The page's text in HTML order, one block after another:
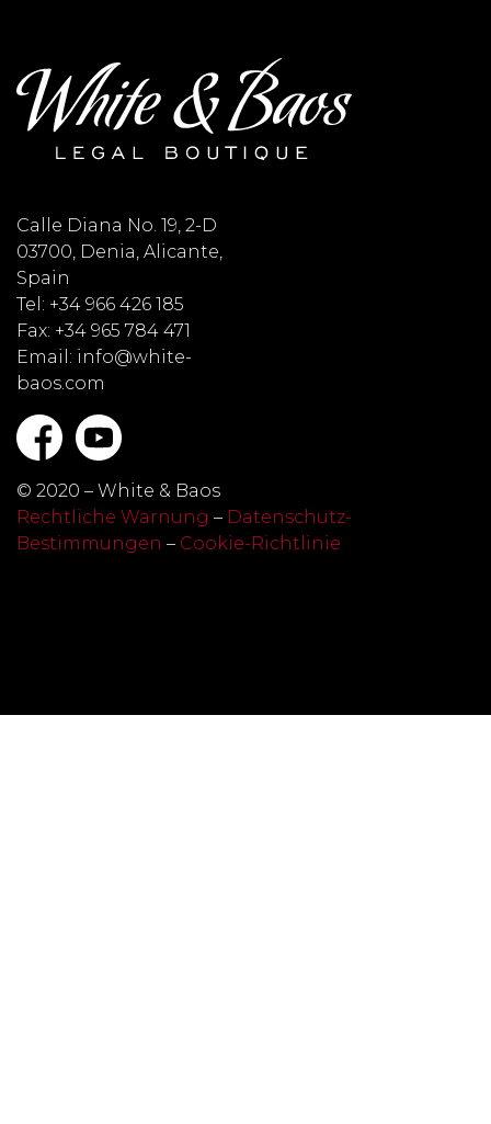
Calle Diana No. 19, 2-D
03700, Denia, Alicante,
Spain
Tel: +34 966 426 185
Fax: +34 965 784 471
Email: info@white-
baos.com
© 2020 – White & Baos
Rechtliche Warnung – Datenschutz-
Bestimmungen – Cookie-Richtlinie